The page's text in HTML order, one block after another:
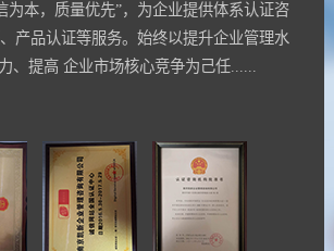
为本，质量优先”，为企业提供体系认证咨
产品认证等服务。始终以提升企业管理水
、提高 企业市场核心竞争为己任......